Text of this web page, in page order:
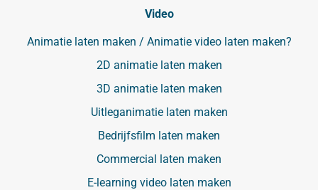
Video
Animatie laten maken / Animatie video laten maken?
2D animatie laten maken
3D animatie laten maken
Uitleganimatie laten maken
Bedrijfsfilm laten maken
Commercial laten maken
E-learning video laten maken